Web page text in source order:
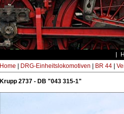
Home DRG-Einheitslokomotiven BR 44|
Krupp 2737 - DB "043 315-1"